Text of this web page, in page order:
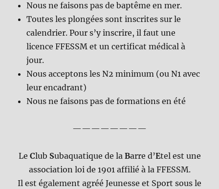
Nous ne faisons pas de baptême en mer.
Toutes les plongées sont inscrites sur le
calendrier. Pour s’y inscrire, il faut une
licence FFESSM et un certificat médical à
jour.
Nous acceptons les N2 minimum (ou N1 avec
leur encadrant)
Nous ne faisons pas de formations en été
————————
Le Club Subaquatique de la Barre d’Etel est une
association loi de 1901 affilié à la FFESSM.
Il est également agréé Jeunesse et Sport sous le